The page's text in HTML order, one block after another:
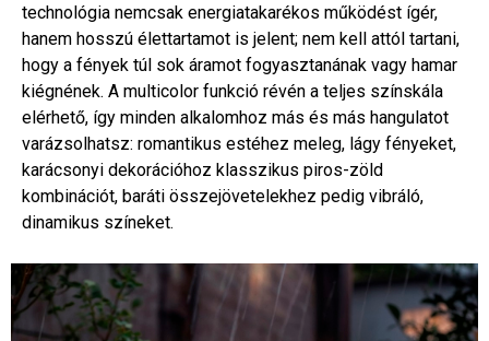
technológia nemcsak energiatakarékos működést ígér,
hanem hosszú élettartamot is jelent; nem kell attól tartani,
hogy a fények túl sok áramot fogyasztanának vagy hamar
kiégnének. A multicolor funkció révén a teljes színskála
elérhető, így minden alkalomhoz más és más hangulatot
varázsolhatsz: romantikus estéhez meleg, lágy fényeket,
karácsonyi dekorációhoz klasszikus piros-zöld
kombinációt, baráti összejövetelekhez pedig vibráló,
dinamikus színeket.